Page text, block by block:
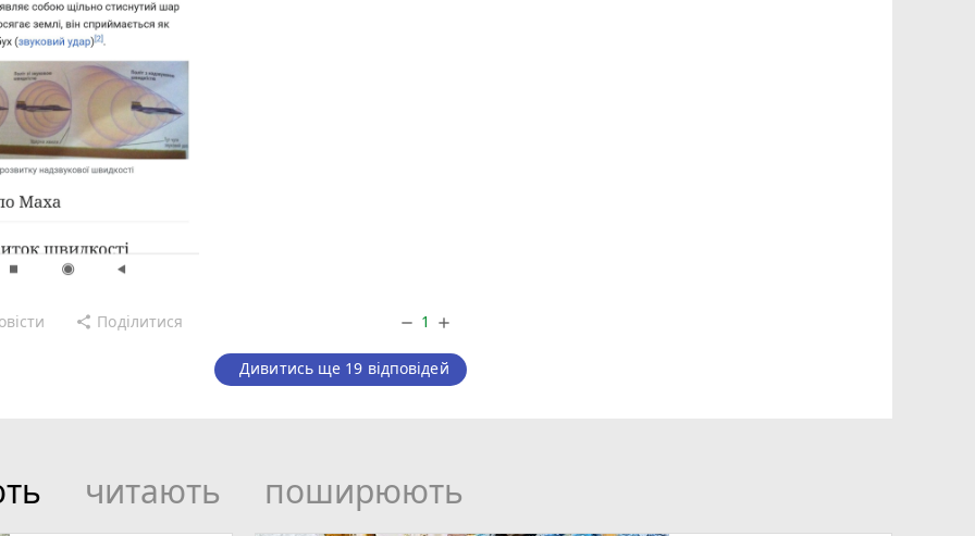
share Поділитися remove 1 add
Дивитись ще 19 відповідей
читають поширюють